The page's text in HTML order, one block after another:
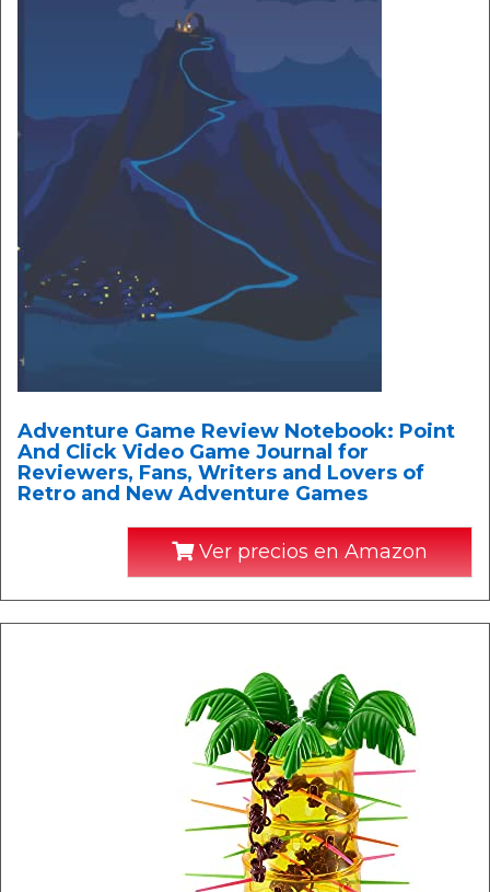
Adventure Game Review Notebook: Point
And Click Video Game Journal for
Reviewers, Fans, Writers and Lovers of
Retro and New Adventure Games
Ver precios en Amazon